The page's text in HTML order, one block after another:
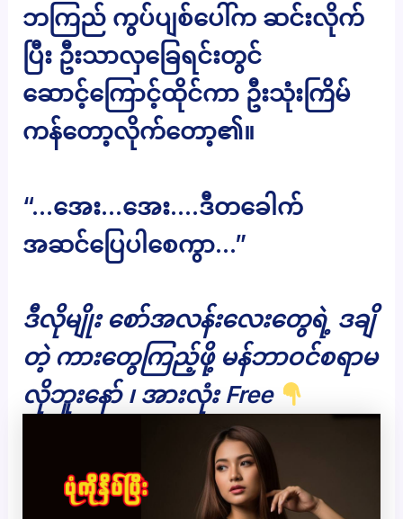
ဘကြည် ကွပ်ပျစ်ပေါ်က ဆင်းလိုက်
ပြီး ဦးသာလှခြေရင်းတွင်
ဆောင့်ကြောင့်ထိုင်ကာ ဦးသုံးကြိမ်
ကန်တော့လိုက်တော့၏။
“…အေး…အေး….ဒီတခေါက်
အဆင်ပြေပါစေကွာ…”
ဒီလိုမျိုး စော်အလန်းလေးတွေရဲ့ ဒချိ
တဲ့ ကားတွေကြည့်ဖို့ မန်ဘာဝင်စရာမ
လိုဘူးနော် ၊ အားလုံး Free